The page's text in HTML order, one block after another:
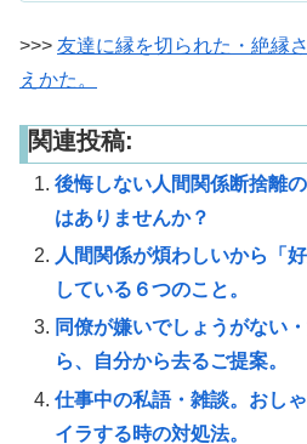
>>> 友達に縁を切られた・絶縁
えかた。
関連投稿:
後悔しない人間関係断捨離
はありませんか？
人間関係が煩わしいから「
している６つのこと。
同僚が嫌いでしょうがない
ら、自分から去るご提案。
仕事中の私語・雑談。おし
イラする時の対処法。